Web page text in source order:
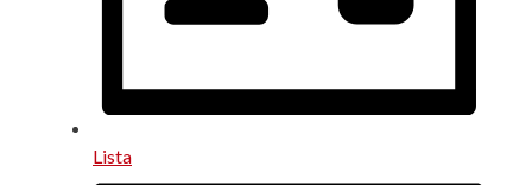
Lista